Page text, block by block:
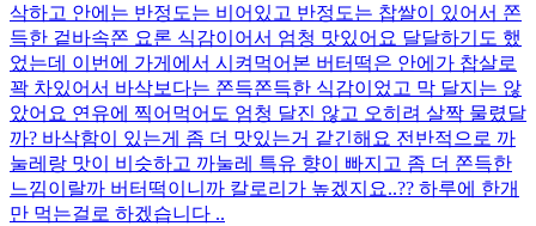
삭하고 안에는 반정도는 비어있고 반정도는 찹쌀이 있어서 쫀
득한 겉바속쫀 요론 식감이어서 엄청 맛있어요 달달하기도 했
었는데 이번에 가게에서 시켜먹어본 버터떡은 안에가 찹살로
꽉 차있어서 바삭보다는 쫀득쫀득한 식감이었고 막 달지는 않
았어요 연유에 찍어먹어도 엄청 달진 않고 오히려 살짝 물렸달
까? 바삭함이 있는게 좀 더 맛있는거 같긴해요 전반적으로 까
눌레랑 맛이 비슷하고 까눌레 특유 향이 빠지고 좀 더 쫀득한
느낌이랄까 버터떡이니까 칼로리가 높겠지요..?? 하루에 한개
만 먹는걸로 하겠습니다 ..